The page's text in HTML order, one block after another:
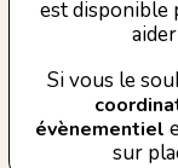
est disponible
aider
Si vous le
évènementiel
sur